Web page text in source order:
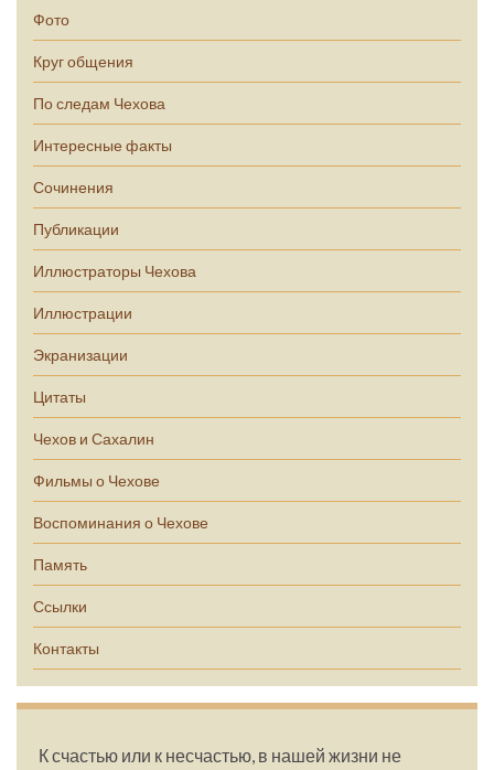
Фото
Круг общения
По следам Чехова
Интересные факты
Сочинения
Публикации
Иллюстраторы Чехова
Иллюстрации
Экранизации
Цитаты
Чехов и Сахалин
Фильмы о Чехове
Воспоминания о Чехове
Память
Ссылки
Контакты
К счастью или к несчастью, в нашей жизни не